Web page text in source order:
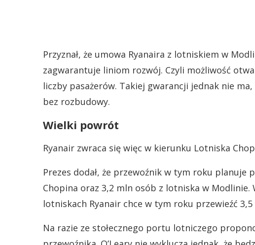
Przyznał, że umowa Ryanaira z lotniskiem w
zagwarantuje liniom rozwój. Czyli możliwość
liczby pasażerów. Takiej gwarancji jednak nie
bez rozbudowy.
Wielki powrót
Ryanair zwraca się więc w kierunku Lotniska
Prezes dodał, że przewoźnik w tym roku planuje
Chopina oraz 3,2 mln osób z lotniska w Modlinie.
lotniskach Ryanair chce w tym roku przewieźć
Na razie ze stołecznego portu lotniczego